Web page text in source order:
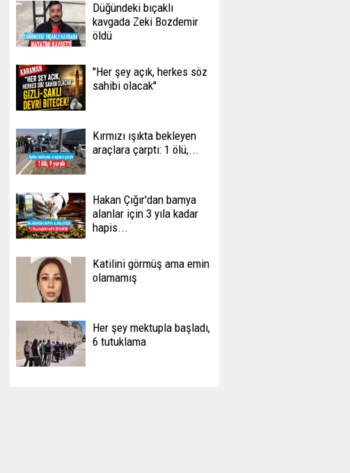
Düğündeki bıçaklı
kavgada Zeki Bozdemir
öldü
''Her şey açık, herkes söz
sahibi olacak''
Kırmızı ışıkta bekleyen
araçlara çarptı: 1 ölü,...
Hakan Çığır'dan bamya
alanlar için 3 yıla kadar
hapis...
Katilini görmüş ama emin
olamamış
Her şey mektupla başladı,
6 tutuklama